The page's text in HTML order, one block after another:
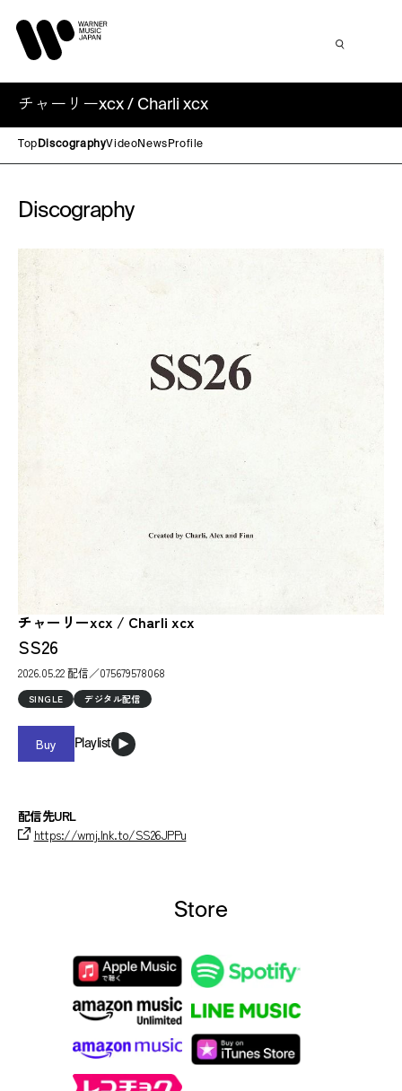
チャーリーxcx / Charli xcx
Top DiscographyVideoNews Profile
Discography
チャーリーxcx / Charli xcx
SS26
2026.05.22 配信／075679578068
SINGLE デジタル配信
Buy Playlist
配信先URL
https://wmj.lnk.to/SS26JPPu
Store